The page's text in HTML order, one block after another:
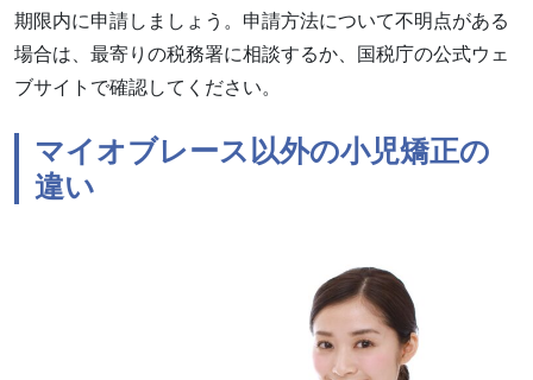
期限内に申請しましょう。申請方法について不明点がある
場合は、最寄りの税務署に相談するか、国税庁の公式ウェ
ブサイトで確認してください。
マイオブレース以外の小児矯正の
違い